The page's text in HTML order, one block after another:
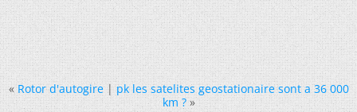
« Rotor d'autogire|pk les satelites geostationaire sont a 36 000
km ? »